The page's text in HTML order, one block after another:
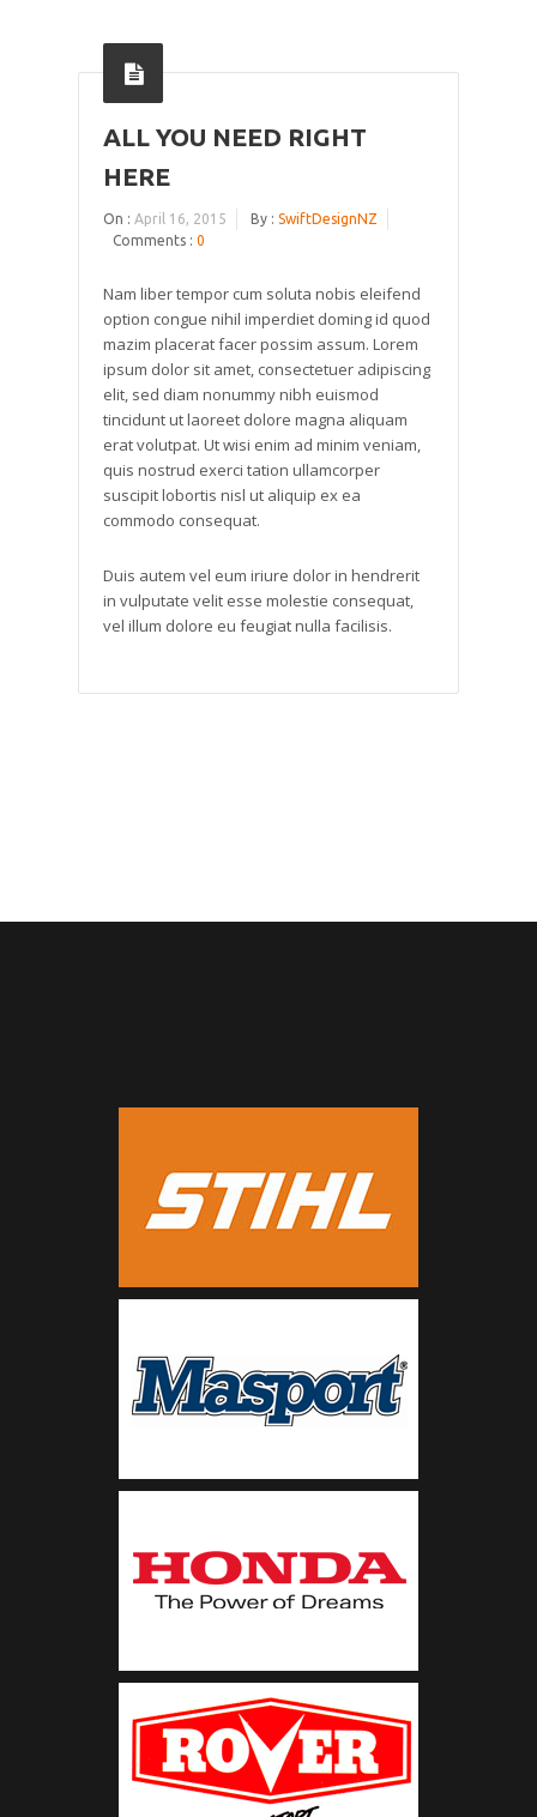
ALL YOU NEED RIGHT
HERE
On : April 16, 2015 By : SwiftDesignNZ
Comments : 0
Nam liber tempor cum soluta nobis eleifend
option congue nihil imperdiet doming id quod
mazim placerat facer possim assum. Lorem
ipsum dolor sit amet, consectetuer adipiscing
elit, sed diam nonummy nibh euismod
tincidunt ut laoreet dolore magna aliquam
erat volutpat. Ut wisi enim ad minim veniam,
quis nostrud exerci tation ullamcorper
suscipit lobortis nisl ut aliquip ex ea
commodo consequat.
Duis autem vel eum iriure dolor in hendrerit
in vulputate velit esse molestie consequat,
vel illum dolore eu feugiat nulla facilisis.